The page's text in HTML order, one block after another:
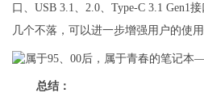
口、USB 3.1、2.0、Type-C 3.1 Gen1
几个不落，可以进一步增强用户的使用
总结：